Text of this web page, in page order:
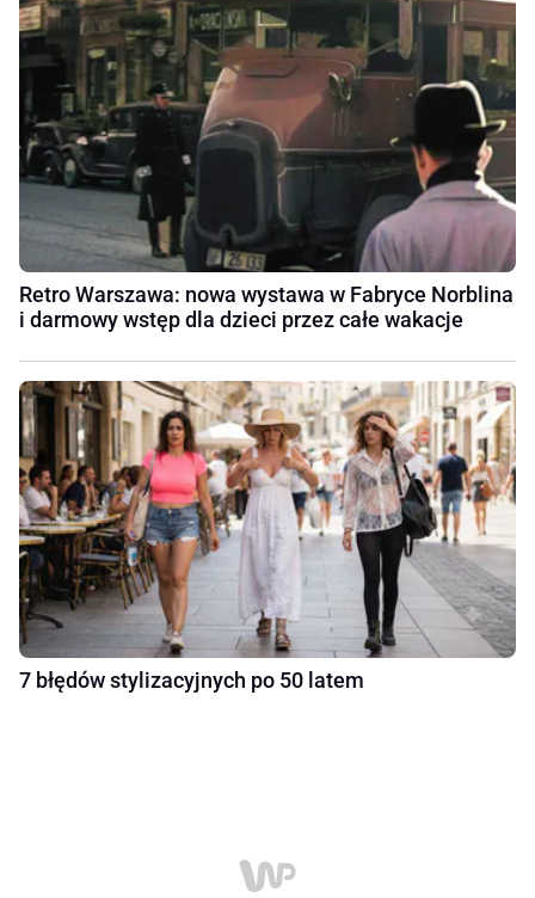
Retro Warszawa: nowa wystawa w Fabryce Norblina
i darmowy wstęp dla dzieci przez całe wakacje
7 błędów stylizacyjnych po 50 latem